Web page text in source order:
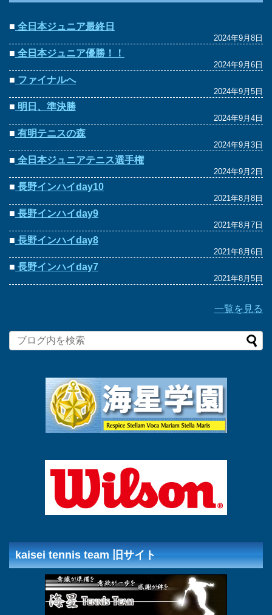
■ 全日本ジュニア最終日
2024年9月8日
■ 全日本ジュニア優勝！！
2024年9月6日
■ ファイナルへ
2024年9月5日
■ 明日、準決勝
2024年9月4日
■ 有明テニスの森
2024年9月3日
■ 全日本ジュニアテニス選手権
2024年9月2日
■ 長野インハイday10
2021年8月8日
■ 長野インハイday9
2021年8月7日
■ 長野インハイday8
2021年8月6日
■ 長野インハイday7
2021年8月5日
一覧を見る
kaisei tennis team 旧サイト